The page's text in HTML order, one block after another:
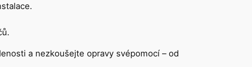
a nezkoušejte opravy svépomocí – od